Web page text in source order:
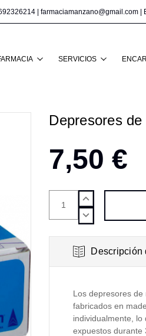
farmaciamanzano@gmail.com |
SERVICIOS
Depresores
7,50 €
AUMENTAR
CANTIDAD:
DISMINUIR
CANTIDAD:
Descripción
Los depresores
fabricados en
individualmente,
expuestos durante